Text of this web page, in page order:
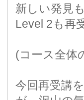
新しい発見
Level 2も再
(コース全体
今回再受講